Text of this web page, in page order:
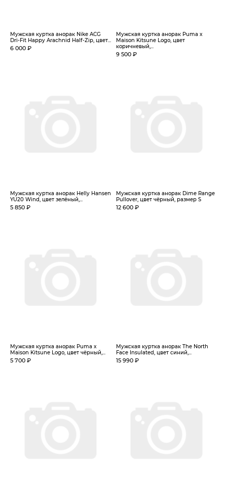
Мужская куртка анорак Nike ACG
Dri-Fit Happy Arachnid Half-Zip, цвет...
6 000 ₽
Мужская куртка анорак Puma x
Maison Kitsune Logo, цвет
коричневый,...
9 500 ₽
Мужская куртка анорак Helly Hansen
YU20 Wind, цвет зелёный,...
5 850 ₽
Мужская куртка анорак Dime Range
Pullover, цвет чёрный, размер S
12 600 ₽
Мужская куртка анорак Puma x
Maison Kitsune Logo, цвет чёрный,...
5 700 ₽
Мужская куртка анорак The North
Face Insulated, цвет синий,...
15 990 ₽